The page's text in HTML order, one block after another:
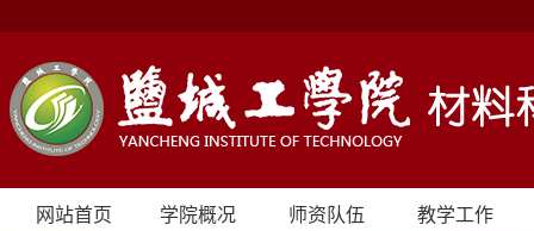
网站首页 学院概况 师资队伍 教学工作